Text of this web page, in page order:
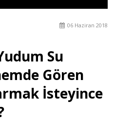
06 Haziran 2018
Su
Gören
İsteyince